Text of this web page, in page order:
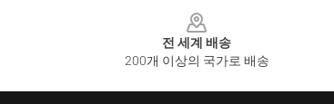
전 세계 배송
200개 이상의 국가로 배송